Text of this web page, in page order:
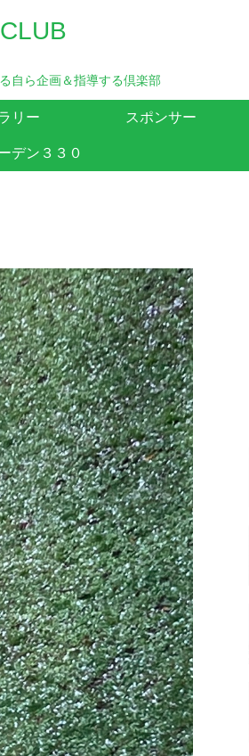
自ら企画＆指導する倶楽部
リー スポンサー
デン３３０